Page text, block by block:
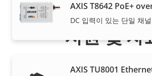
AXIS T8642 PoE+
DC 입력이 있는 단일 채
AXIS TU8001
지원 및 자